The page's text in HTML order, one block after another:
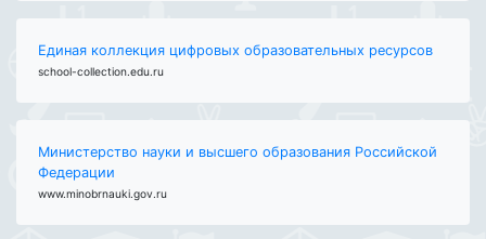
Единая коллекция цифровых образовательных ресурсов
school-collection.edu.ru
Министерство науки и высшего образования Российской
Федерации
www.minobrnauki.gov.ru